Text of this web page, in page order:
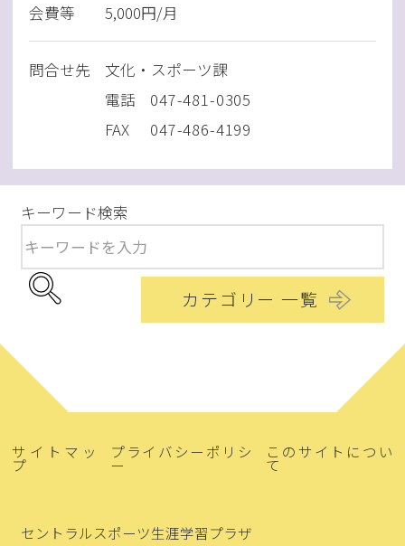
会費等 5,000円/月
問合せ先
文化・スポーツ課
電話
047-481-0305
FAX
047-486-4199
キーワード検索
カテゴリー 一覧
サイトマッ
プ
プライバシーポリシ
ー
このサイトについ
て
セントラルスポーツ生涯学習プラザ